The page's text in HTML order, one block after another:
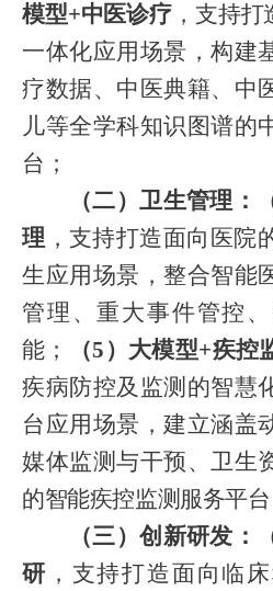
模型+中医诊疗 ，支持
一体化应用场景，构建
疗数据、中医典籍、中
儿等全学科知识图谱的
台；
（二）卫生管理：
理 ，支持打造面向医院
生应用场景，整合智能
管理、重大事件管控
能；
（5）大模型+疾控
疾病防控及监测的智慧
台应用场景，建立涵盖
媒体监测与干预、卫生
的智能疾控监测服务平台
（三）创新研发：
研 ，支持打造面向临